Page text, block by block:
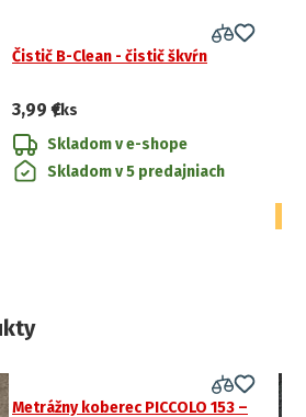
Čistič B-Clean - čistič škvŕn
3,99 €/ks
Skladom v e-shope
Skladom v 5 predajniach
Metrážny koberec PICCOLO 153 –